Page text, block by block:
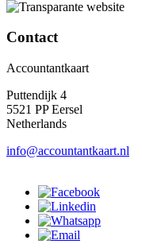
Contact
Accountantkaart
Puttendijk 4
5521 PP Eersel
Netherlands
info@accountantkaart.nl